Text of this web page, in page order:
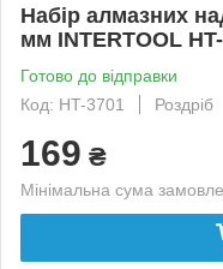
Набір алмазних
мм INTERTOOL
Готово до відправки
Код: HT-3701
Роздріб
169 ₴
Мінімальна сума